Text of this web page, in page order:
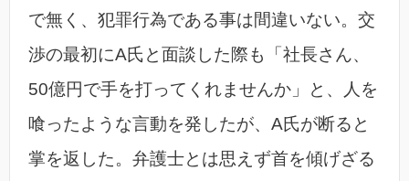
で無く、犯罪行為である事は間違いない。交
渉の最初にA氏と面談した際も「社長さん、
50億円で手を打ってくれませんか」と、人を
喰ったような言動を発したが、A氏が断ると
掌を返した。弁護士とは思えず首を傾げざる